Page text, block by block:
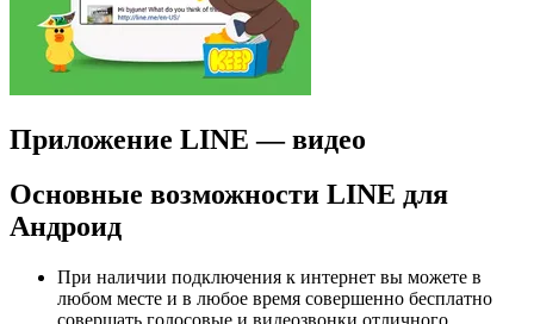
Приложение LINE — видео
Основные возможности LINE для
Андроид
При наличии подключения к интернет вы можете в
любом месте и в любое время совершенно бесплатно